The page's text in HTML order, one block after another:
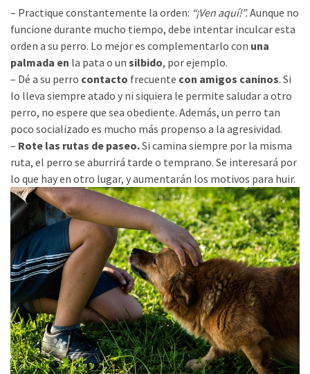
– Practique constantemente la orden: “¡Ven aquí!”.Aunque no
funcione durante mucho tiempo, debe intentar inculcar esta
orden a su perro. Lo mejor es complementarlo con una
palmada en la pata o un silbido, por ejemplo.
– Dé a su perro contacto frecuente con amigos caninos. Si
lo lleva siempre atado y ni siquiera le permite saludar a otro
perro, no espere que sea obediente. Además, un perro tan
poco socializado es mucho más propenso a la agresividad.
– Rote las rutas de paseo.Si camina siempre por la misma
ruta, el perro se aburrirá tarde o temprano. Se interesará por
lo que hay en otro lugar, y aumentarán los motivos para huir.